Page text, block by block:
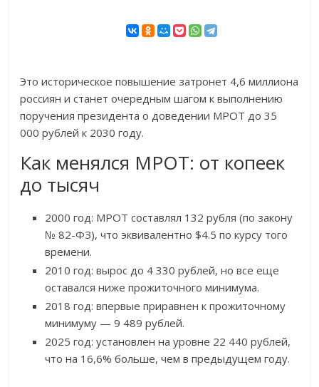
Это историческое повышение затронет 4,6 миллиона
россиян и станет очередным шагом к выполнению
поручения президента о доведении МРОТ до 35
000 рублей к 2030 году.
Как менялся МРОТ: от копеек
до тысяч
2000 год: МРОТ составлял 132 рубля (по закону
№ 82-ФЗ), что эквивалентно $4.5 по курсу того
времени.
2010 год: вырос до 4 330 рублей, но все еще
оставался ниже прожиточного минимума.
2018 год: впервые приравнен к прожиточному
минимуму — 9 489 рублей.
2025 год: установлен на уровне 22 440 рублей,
что на 16,6% больше, чем в предыдущем году.